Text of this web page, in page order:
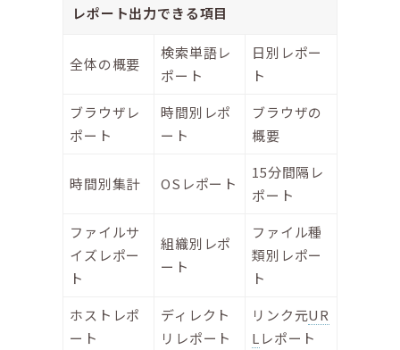
レポート出力できる項目
全体の概要
検索単語レ
ポート
日別レポー
ト
ブラウザレ
ポート
時間別レポ
ート
ブラウザの
概要
時間別集計 OSレポート
15分間隔レ
ポート
ファイルサ
イズレポー
ト
組織別レポ
ート
ファイル種
類別レポー
ト
ホストレポ
ート
ディレクト
リレポート
リンク元UR
Lレポート